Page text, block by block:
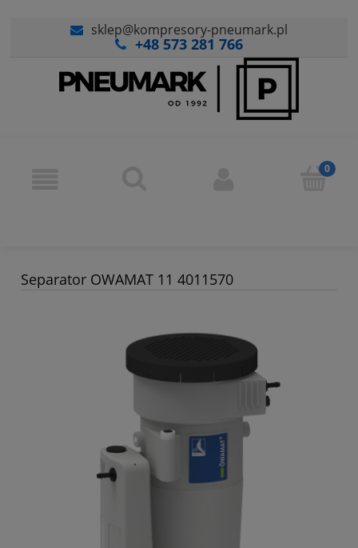
sklep@kompresory-pneumark.pl
+48 573 281 766
Separator OWAMAT 11 4011570